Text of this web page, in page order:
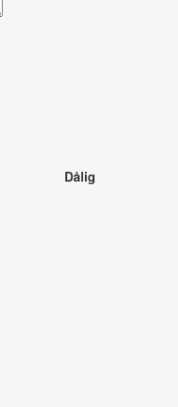
Dålig